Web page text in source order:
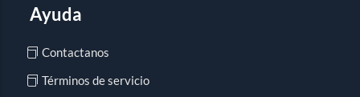
Ayuda
Contactanos
Términos de servicio